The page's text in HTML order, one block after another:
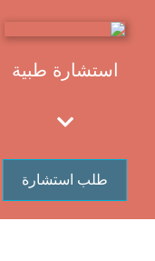
استشارة طبية
طلب استشارة